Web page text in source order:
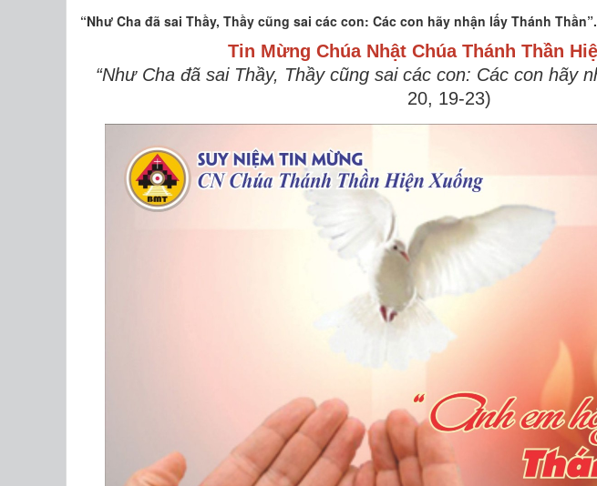
“Như Cha đã sai Thầy, Thầy cũng sai các con: Các con hãy nhận lấy Thánh
Tin MừngChúa NhậtChúa Thánh Thần
“Như Cha đã sai Thầy, Thầy cũng sai các con: Các con hãy
20, 19-23)